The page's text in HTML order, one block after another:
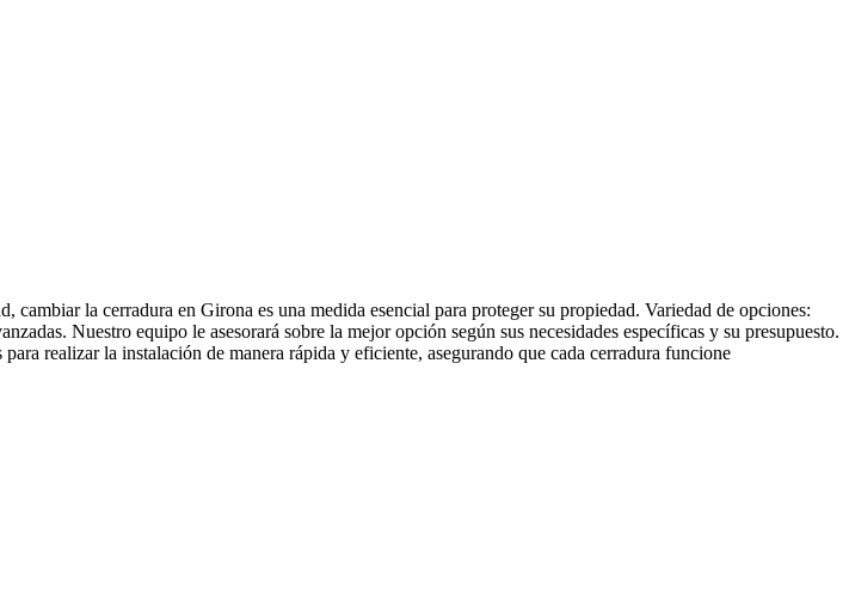
la cerradura en Girona es una medida esencial para proteger su propiedad. Variedad de opciones:
Nuestro equipo le asesorará sobre la mejor opción según sus necesidades específicas y su presupuesto.
realizar la instalación de manera rápida y eficiente, asegurando que cada cerradura funcione